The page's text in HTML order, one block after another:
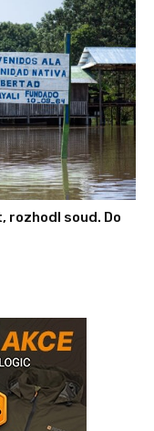
rozhodl soud. Do